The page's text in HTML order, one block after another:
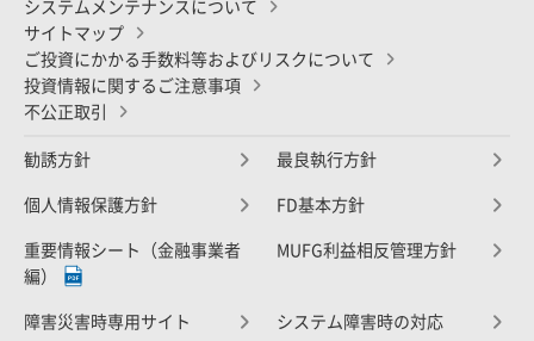
システムメンテナンスについて
サイトマップ
ご投資にかかる手数料等およびリスクについて
投資情報に関するご注意事項
不公正取引
勧誘方針 最良執行方針
個人情報保護方針 FD基本方針
重要情報シート（金融事業者
編）
MUFG利益相反管理方針
障害災害時専用サイト システム障害時の対応